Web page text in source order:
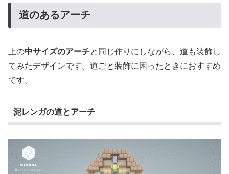
道のあるアーチ
上の中サイズのアーチと同じ作りにしながら、道も装飾し
てみたデザインです。道ごと装飾に困ったときにおすすめ
です。
泥レンガの道とアーチ